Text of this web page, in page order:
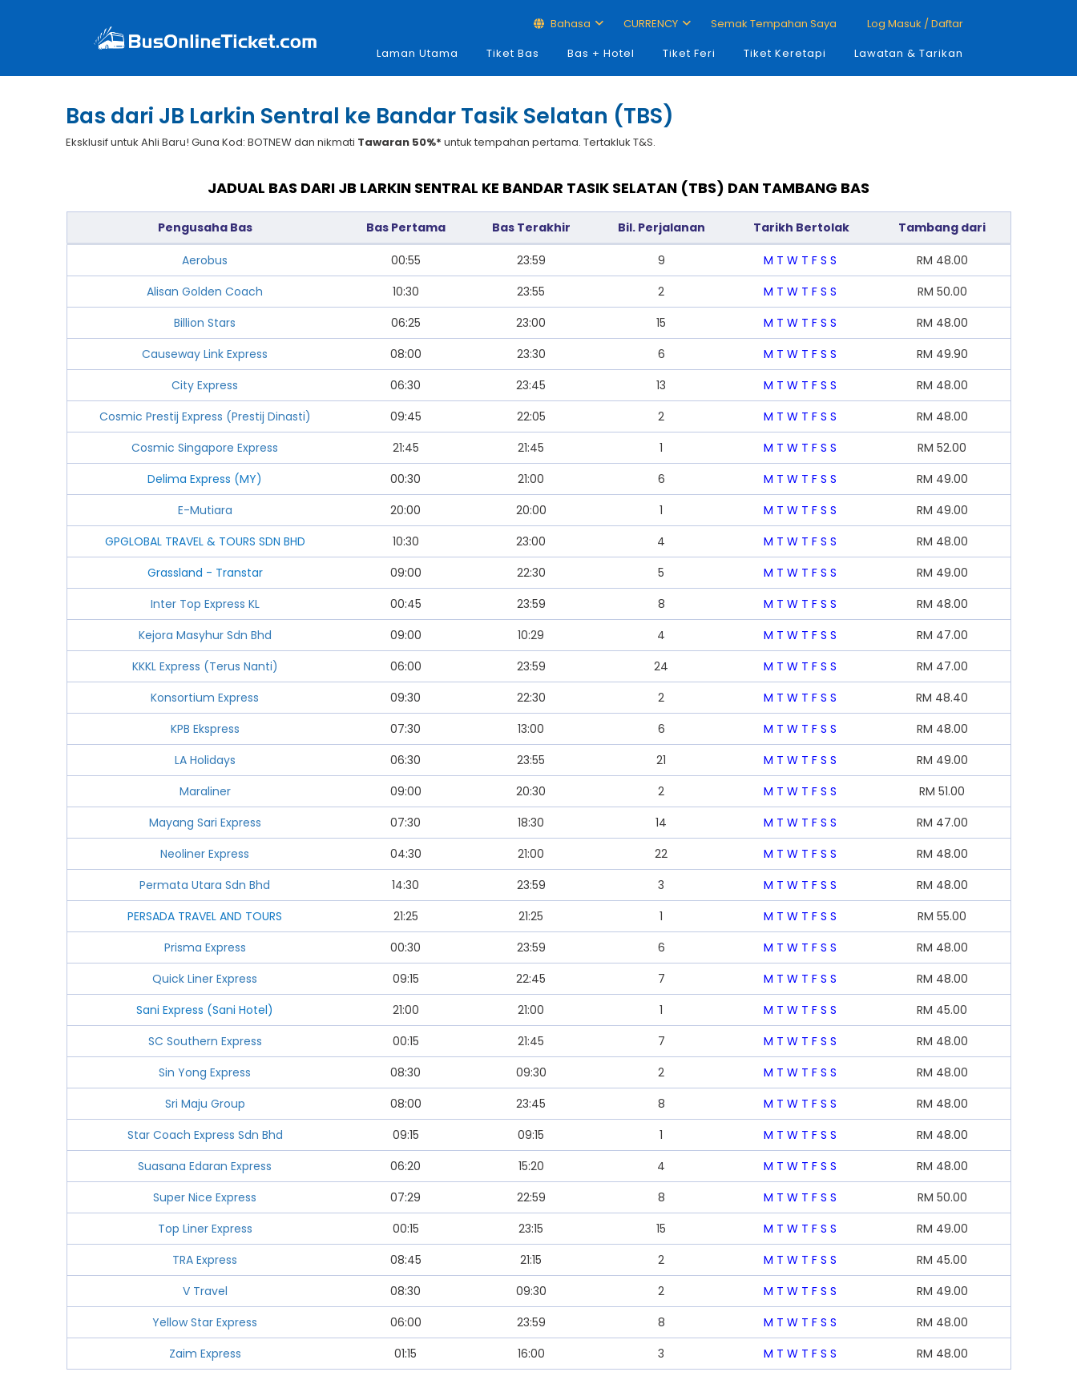
Bahasa CURRENCY Semak Tempahan Saya
Log Masuk / Daftar
Laman Utama
Tiket Bas Bas + Hotel Tiket Feri Tiket Keretapi Lawatan & Tarikan
Bas dari JB Larkin Sentral ke Bandar Tasik Selatan (TBS)
Eksklusif untuk Ahli Baru! Guna Kod: BOTNEW dan nikmati Tawaran 50%* untuk tempahan pertama. Tertakluk T&S.
JADUAL BAS DARI JB LARKIN SENTRAL KE BANDAR TASIK SELATAN (TBS) DAN TAMBANG BAS
Pengusaha Bas Bas Pertama Bas Terakhir Bil. Perjalanan Tarikh Bertolak Tambang dari
Aerobus 00:55 23:59 9 M T W T F S S RM 48.00
Alisan Golden Coach
10:30 23:55 2 M T W T F S S RM 50.00
Billion Stars
06:25 23:00 15 M T W T F S S RM 48.00
Causeway Link Express
08:00 23:30 6 M T W T F S S RM 49.90
City Express
06:30 23:45 13 M T W T F S S RM 48.00
Cosmic Prestij Express (Prestij Dinasti)
09:45 22:05 2 M T W T F S S RM 48.00
Cosmic Singapore Express
21:45 21:45 1 M T W T F S S RM 52.00
Delima Express (MY)
00:30 21:00 6 M T W T F S S RM 49.00
E-Mutiara
20:00 20:00 1 M T W T F S S RM 49.00
GPGLOBAL TRAVEL & TOURS SDN BHD
10:30 23:00 4 M T W T F S S RM 48.00
Grassland - Transtar
09:00 22:30 5 M T W T F S S RM 49.00
Inter Top Express KL
00:45 23:59 8 M T W T F S S RM 48.00
Kejora Masyhur Sdn Bhd
09:00 10:29 4 M T W T F S S RM 47.00
KKKL Express (Terus Nanti)
06:00 23:59 24 M T W T F S S RM 47.00
Konsortium Express
09:30 22:30 2 M T W T F S S RM 48.40
KPB Ekspress
07:30 13:00 6 M T W T F S S RM 48.00
LA Holidays
06:30 23:55 21 M T W T F S S RM 49.00
Maraliner
09:00 20:30 2 M T W T F S S RM 51.00
Mayang Sari Express
07:30 18:30 14 M T W T F S S RM 47.00
Neoliner Express
04:30 21:00 22 M T W T F S S RM 48.00
Permata Utara Sdn Bhd
14:30 23:59 3 M T W T F S S RM 48.00
PERSADA TRAVEL AND TOURS
21:25 21:25 1 M T W T F S S RM 55.00
Prisma Express
00:30 23:59 6 M T W T F S S RM 48.00
Quick Liner Express
09:15 22:45 7 M T W T F S S RM 48.00
Sani Express (Sani Hotel)
21:00 21:00 1 M T W T F S S RM 45.00
SC Southern Express
00:15 21:45 7 M T W T F S S RM 48.00
Sin Yong Express
08:30 09:30 2 M T W T F S S RM 48.00
Sri Maju Group
08:00 23:45 8 M T W T F S S RM 48.00
Star Coach Express Sdn Bhd
09:15 09:15 1 M T W T F S S RM 48.00
Suasana Edaran Express
06:20 15:20 4 M T W T F S S RM 48.00
Super Nice Express
07:29 22:59 8 M T W T F S S RM 50.00
Top Liner Express
00:15 23:15 15 M T W T F S S RM 49.00
TRA Express
08:45 21:15 2 M T W T F S S RM 45.00
V Travel
08:30 09:30 2 M T W T F S S RM 49.00
Yellow Star Express
06:00 23:59 8 M T W T F S S RM 48.00
Zaim Express
01:15 16:00 3 M T W T F S S RM 48.00